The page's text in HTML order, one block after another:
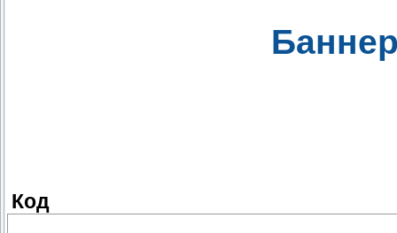
Код